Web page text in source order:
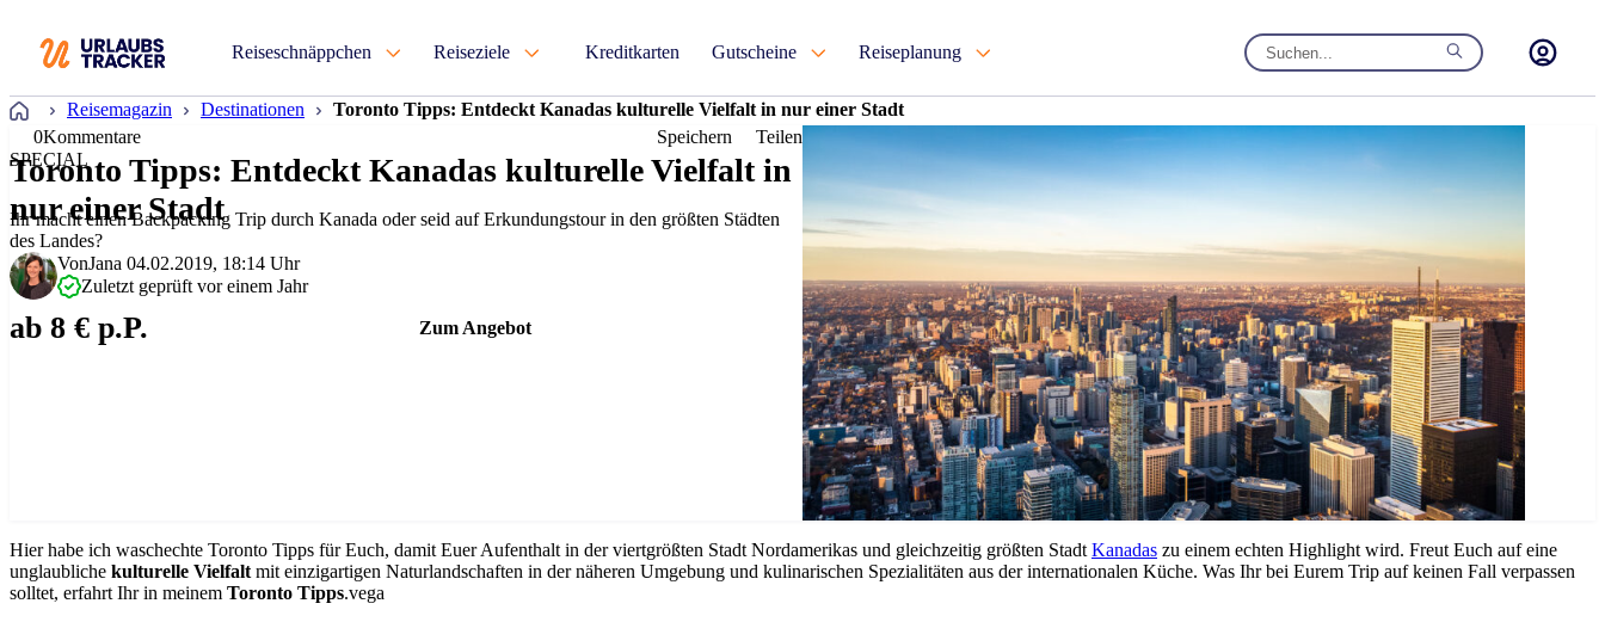
Reiseschnäppchen Reiseziele Kreditkarten Gutscheine Reiseplanung
Startseite
Reisemagazin Destinationen
Toronto Tipps: Entdeckt Kanadas kulturelle Vielfalt in nur einer Stadt
0Kommentare Speichern
Teilen
SPECIAL
Toronto Tipps: Entdeckt Kanadas kulturelle Vielfalt in
nur einer Stadt
Ihr macht einen Backpacking Trip durch Kanada oder seid auf Erkundungstour in den größten Städten
des Landes?
VonJana 04.02.2019, 18:14 Uhr
Zuletzt geprüft vor einem Jahr
ab 8 € p.P. Zum Angebot
Hier habe ich waschechte Toronto Tipps für Euch, damit Euer Aufenthalt in der viertgrößten Stadt Nordamerikas und gleichzeitig größten Stadt Kanadas zu einem echten Highlight wird. Freut Euch auf eine
unglaubliche kulturelle Vielfalt mit einzigartigen Naturlandschaften in der näheren Umgebung und kulinarischen Spezialitäten aus der internationalen Küche. Was Ihr bei Eurem Trip auf keinen Fall verpassen
solltet, erfahrt Ihr in meinem Toronto Tipps.vega